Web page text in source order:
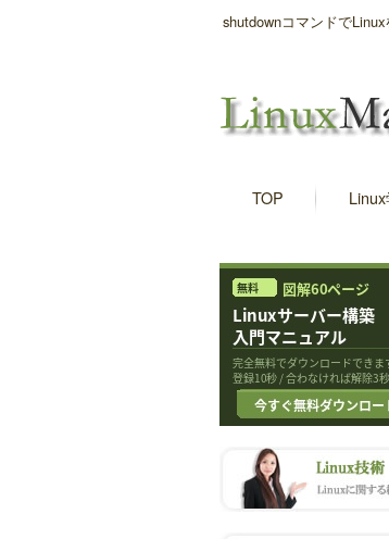
shutdownコマンドで
TOP